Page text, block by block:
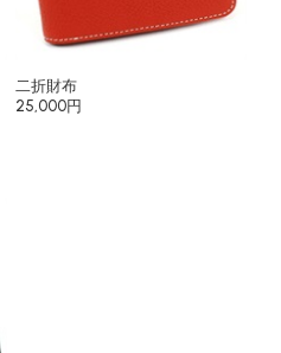
二折財布
25,000円